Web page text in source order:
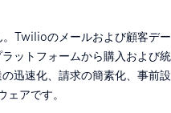
Twilioのメールおよび顧客デー
ットフォームから購入および統
迅速化、請求の簡素化、事前設
ェアです。